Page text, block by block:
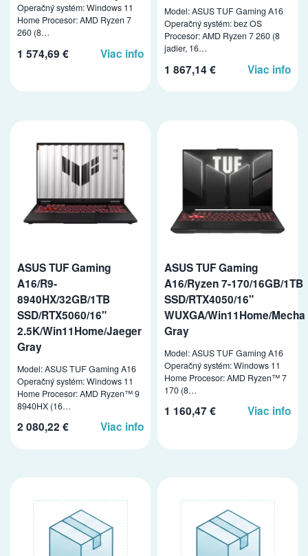
Operačný systém: Windows 11
Home Procesor: AMD Ryzen 7
260 (8…
1 574,69 € Viac info
Model: ASUS TUF Gaming A16
Operačný systém: bez OS
Procesor: AMD Ryzen 7 260 (8
jadier, 16…
1 867,14 € Viac info
ASUS TUF Gaming
A16/R9-
8940HX/32GB/1TB
SSD/RTX5060/16"
2.5K/Win11Home/Jaeger
Gray
Model: ASUS TUF Gaming A16
Operačný systém: Windows 11
Home Procesor: AMD Ryzen™ 9
8940HX (16…
2 080,22 € Viac info
ASUS TUF Gaming
A16/Ryzen 7-170/16GB/1TB
SSD/RTX4050/16"
WUXGA/Win11Home/Mecha
Gray
Model: ASUS TUF Gaming A16
Operačný systém: Windows 11
Home Procesor: AMD Ryzen™ 7
170 (8…
1 160,47 € Viac info